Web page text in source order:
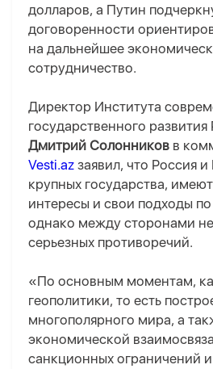
долларов, а Путин
договоренности
на дальнейшее
сотрудничество.
Директор Института
государственного развития
Дмитрий Солонников в
Vesti.az заявил, что Россия
крупных государства,
интересы и свои подходы
однако между сторонами
серьезных противоречий.
«По основным моментам,
геополитики, то есть
многополярного мира, а
экономической
санкционных ограничений